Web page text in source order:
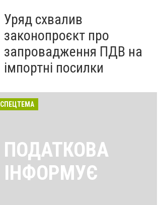
Уряд схвалив
законопроєкт про
запровадження ПДВ на
імпортні посилки
СПЕЦТЕМА
ПОДАТКОВА
ІНФОРМУЄ